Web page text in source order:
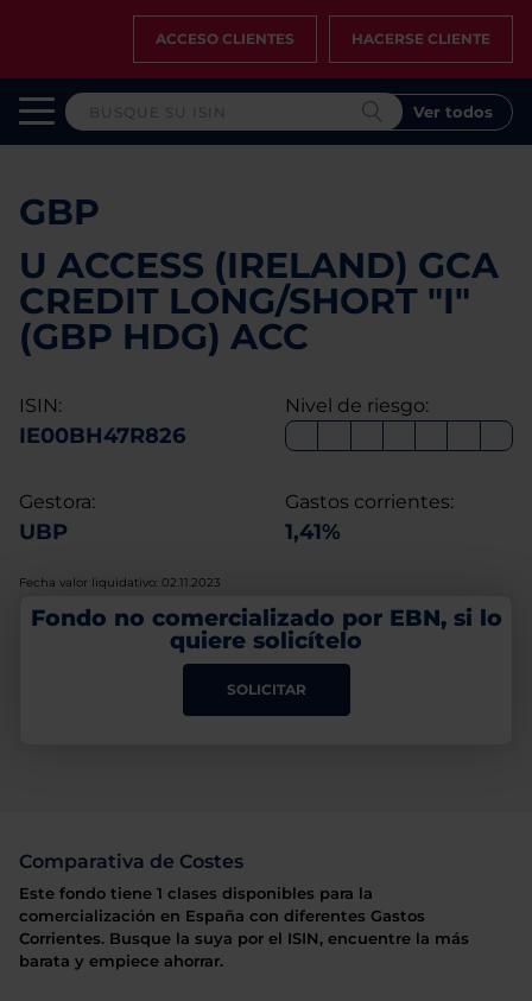
ACCESO CLIENTES HACERSE CLIENTE
Ver todos
GBP
U ACCESS (IRELAND) GCA
CREDIT LONG/SHORT "I"
(GBP HDG) ACC
ISIN:
IE00BH47R826
Nivel de riesgo:
Gestora:
UBP
Gastos corrientes:
1,41%
Fecha valor liquidativo: 02.11.2023
Fondo no comercializado por EBN, si lo
quiere solicítelo
SOLICITAR
Comparativa de Costes
Este fondo tiene 1 clases disponibles para la
comercialización en España con diferentes Gastos
Corrientes. Busque la suya por el ISIN, encuentre la más
barata y empiece ahorrar.